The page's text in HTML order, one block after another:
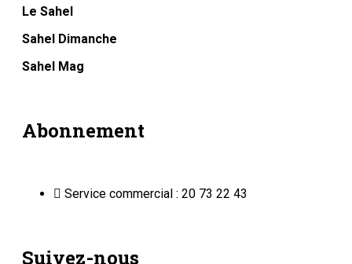
Le Sahel
Sahel Dimanche
Sahel Mag
Abonnement
Service commercial : 20 73 22 43
Suivez-nous